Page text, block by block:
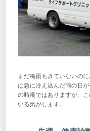
まだ梅雨もきていないの
は急に冷え込んだ雨の日
の時期ではありますが、
いる気がします。